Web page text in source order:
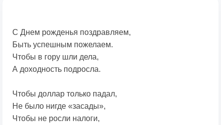
С Днем рожденья поздравляем,
Быть успешным пожелаем.
Чтобы в гору шли дела,
А доходность подросла.
Чтобы доллар только падал,
Не было нигде «засады»,
Чтобы не росли налоги,